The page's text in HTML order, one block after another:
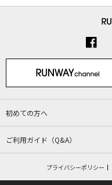
初めての方へ
ご利用ガイド（Q&A）
プライバシーポリシー